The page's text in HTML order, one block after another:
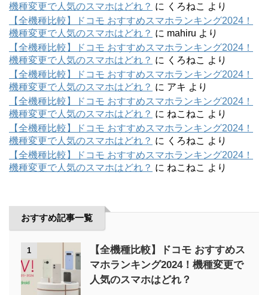
機種変更で人気のスマホはどれ？ に くろねこ より
【全機種比較】ドコモ おすすめスマホランキング2024！
機種変更で人気のスマホはどれ？ に mahiru より
【全機種比較】ドコモ おすすめスマホランキング2024！
機種変更で人気のスマホはどれ？ に くろねこ より
【全機種比較】ドコモ おすすめスマホランキング2024！
機種変更で人気のスマホはどれ？ に アキ より
【全機種比較】ドコモ おすすめスマホランキング2024！
機種変更で人気のスマホはどれ？ に ねこねこ より
【全機種比較】ドコモ おすすめスマホランキング2024！
機種変更で人気のスマホはどれ？ に くろねこ より
【全機種比較】ドコモ おすすめスマホランキング2024！
機種変更で人気のスマホはどれ？ に ねこねこ より
おすすめ記事一覧
1
【全機種比較】ドコモ おすすめス
マホランキング2024！機種変更で
人気のスマホはどれ？